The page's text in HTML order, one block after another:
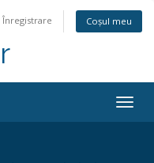
Înregistrare Coșul meu